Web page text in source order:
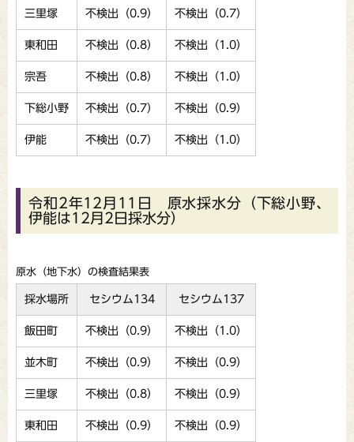
三里塚 不検出（0.9） 不検出（0.7）
東和田 不検出（0.8） 不検出（1.0）
宗吾 不検出（0.8） 不検出（1.0）
下総小野 不検出（0.7） 不検出（0.9）
伊能 不検出（0.7） 不検出（1.0）
令和2年12月11日 原水採水分（下総小野、
伊能は12月2日採水分）
原水（地下水）の検査結果表
採水場所 セシウム134 セシウム137
飯田町 不検出（0.9） 不検出（1.0）
並木町 不検出（0.9） 不検出（0.9）
三里塚 不検出（0.8） 不検出（0.9）
東和田 不検出（0.9） 不検出（0.9）